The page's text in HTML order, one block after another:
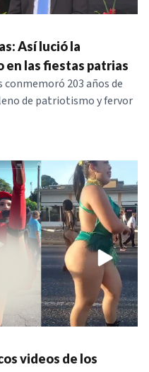
Así lució la
en las fiestas patrias
203 años de
de patriotismo y fervor
videos de los